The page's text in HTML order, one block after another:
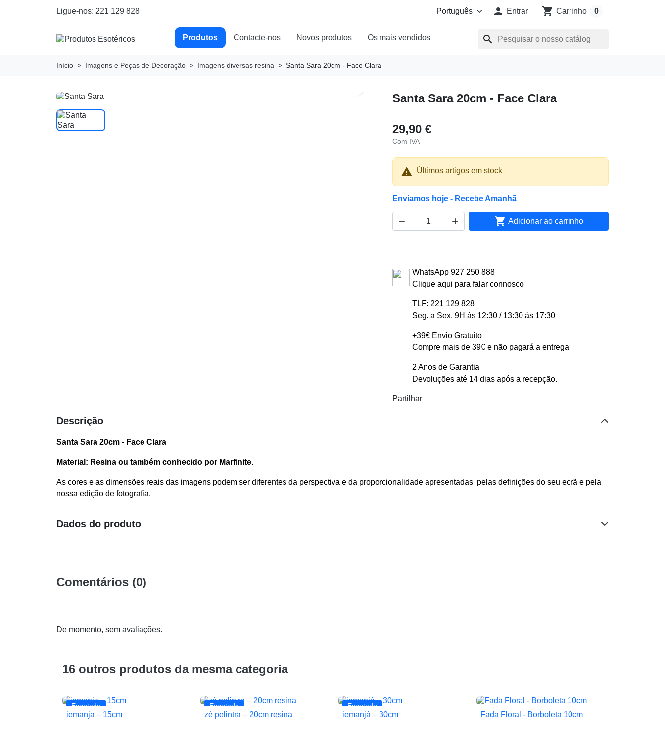
Ligue-nos: 221 129 828  Entrar shopping_cart Carrinho 0
Produtos Contacte-nos Novos produtos Os mais vendidos search
Início Imagens e Peças de Decoração Imagens diversas resina Santa Sara 20cm - Face Clara
Santa Sara 20cm - Face Clara
29,90 €
Com IVA
 Últimos artigos em stock
Enviamos hoje - Recebe Amanhã
   Adicionar ao carrinho
WhatsApp 927 250 888
Clique aqui para falar connosco
TLF: 221 129 828
Seg. a Sex. 9H ás 12:30 / 13:30 ás 17:30
+39€ Envio Gratuito
Compre mais de 39€ e não pagará a entrega.
2 Anos de Garantia
Devoluções até 14 dias após a recepção.
Partilhar
Descrição
Santa Sara 20cm - Face Clara
Material: Resina ou também conhecido por Marfinite.
As cores e as dimensões reais das imagens podem ser diferentes da perspectiva e da proporcionalidade apresentadas pelas definições do seu ecrã e pela
nossa edição de fotografia.
Dados do produto
Comentários (0)
De momento, sem avaliações.
16 outros produtos da mesma categoria
Esgotado
 Vista rápida
iemanja – 15cm
Esgotado
 Vista rápida
zé pelintra – 20cm resina
Esgotado
 Vista rápida
iemanjá – 30cm
 Vista rápida
Fada Floral - Borboleta 10cm